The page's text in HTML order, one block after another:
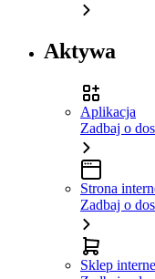
Aktywa
Aplikacja
Zadbaj o
Strona
Zadbaj o
Sklep